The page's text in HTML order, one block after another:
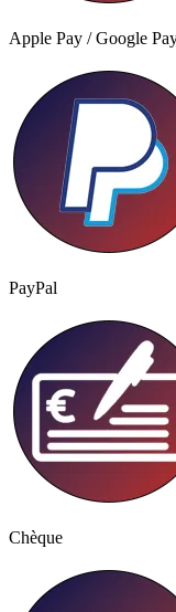
Apple Pay / Google
PayPal
Chèque